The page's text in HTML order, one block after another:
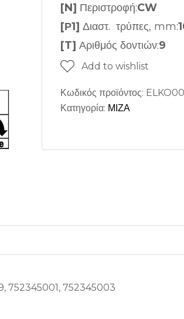
[N] Περιστροφή:CW
[Ρ1] Διαστ. τρύπες, mm:
[T] Αριθμός δοντιών:9
Add to wishlist
Κωδικός προϊόντος:
Κατηγορία: ΜΙΖΑ
752345001, 752345003